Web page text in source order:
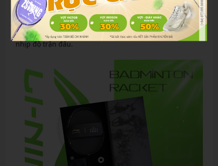
Hỗ trợ cứu cầu tốt.
Phù hợp với người chơi thiên về chiến thuật và kiểm soát
nhịp độ trận đấu.